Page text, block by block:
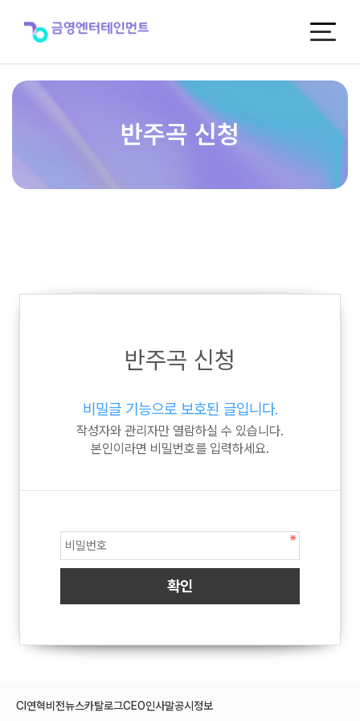
반주곡 신청
반주곡 신청
비밀글 기능으로 보호된 글입니다.
작성자와 관리자만 열람하실 수 있습니다.
본인이라면 비밀번호를 입력하세요.
CI 연혁비전뉴스카탈로그CEO인사말공시정보